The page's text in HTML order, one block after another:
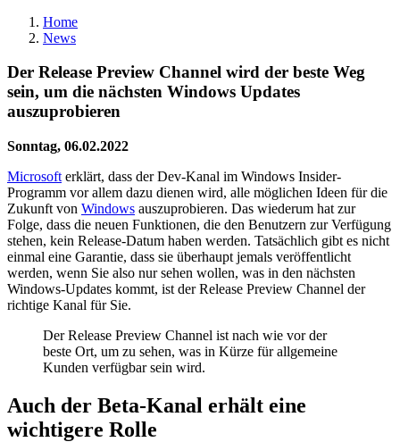
Home
News
Der Release Preview Channel wird der beste Weg
sein, um die nächsten Windows Updates
auszuprobieren
Sonntag, 06.02.2022
Microsoft erklärt, dass der Dev-Kanal im Windows Insider-
Programm vor allem dazu dienen wird, alle möglichen Ideen für die
Zukunft von Windows auszuprobieren. Das wiederum hat zur
Folge, dass die neuen Funktionen, die den Benutzern zur Verfügung
stehen, kein Release-Datum haben werden. Tatsächlich gibt es nicht
einmal eine Garantie, dass sie überhaupt jemals veröffentlicht
werden, wenn Sie also nur sehen wollen, was in den nächsten
Windows-Updates kommt, ist der Release Preview Channel der
richtige Kanal für Sie.
Der Release Preview Channel ist nach wie vor der
beste Ort, um zu sehen, was in Kürze für allgemeine
Kunden verfügbar sein wird.
Auch der Beta-Kanal erhält eine
wichtigere Rolle